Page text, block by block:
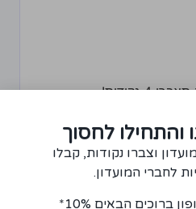
נקודות!
והתחילו לחסוך
וצברו נקודות, קבלו
לחברי המועדון.
ברוכים הבאים 10%*